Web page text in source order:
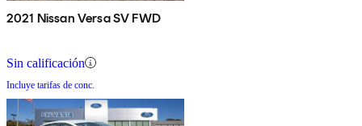
2021 Nissan Versa SV FWD
Sin calificación
Incluye tarifas de conc.